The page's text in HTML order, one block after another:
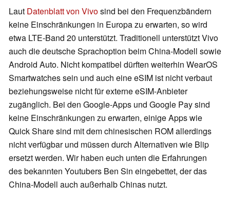
Laut Datenblatt von Vivosind bei den Frequenzbändern
keine Einschränkungen in Europa zu erwarten, so wird
etwa LTE-Band 20 unterstützt. Traditionell unterstützt Vivo
auch die deutsche Sprachoption beim China-Modell sowie
Android Auto. Nicht kompatibel dürften weiterhin WearOS
Smartwatches sein und auch eine eSIM ist nicht verbaut
beziehungsweise nicht für externe eSIM-Anbieter
zugänglich. Bei den Google-Apps und Google Pay sind
keine Einschränkungen zu erwarten, einige Apps wie
Quick Share sind mit dem chinesischen ROM allerdings
nicht verfügbar und müssen durch Alternativen wie Blip
ersetzt werden. Wir haben euch unten die Erfahrungen
des bekannten Youtubers Ben Sin eingebettet, der das
China-Modell auch außerhalb Chinas nutzt.